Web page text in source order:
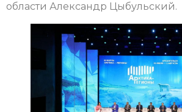
области Александр Цыбульский.